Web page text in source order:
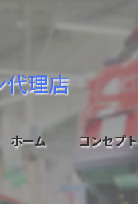
代理店
ホーム コンセプト